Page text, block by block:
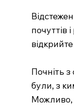
почуттів
Почніть
були, з
Можливо,